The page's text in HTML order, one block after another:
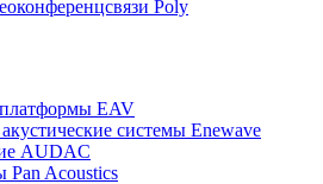
Poly
EAV
системы Enewave
AUDAC
Acoustics